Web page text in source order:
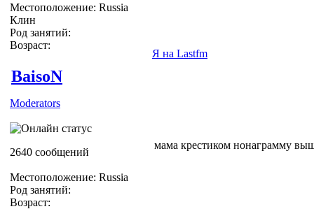
Местоположение: Russia
Клин
Род занятий:
Возраст:
Я на Lastfm
BaisoN
Moderators
2640 сообщений
Местоположение: Russia
Род занятий:
Возраст:
мама крестиком нонаграмму